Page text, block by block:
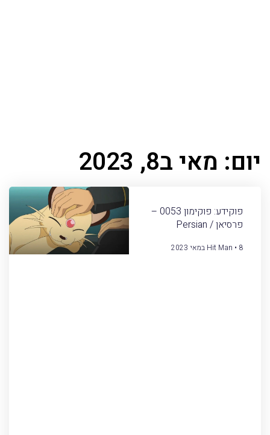
יום: מאי ב8, 2023
פוקידע: פוקימון 0053 –
פרסיאן / Persian
Hit Man 8 במאי 2023